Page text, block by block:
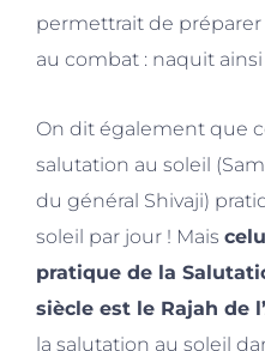
permettrait de
au combat : naquit
On dit également que
salutation au soleil
du général Shivaji)
soleil par jour ! Mais
pratique de la
siècle est le Rajah de
la salutation au soleil